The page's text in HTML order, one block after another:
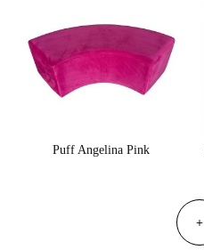
Puff Angelina Pink
+